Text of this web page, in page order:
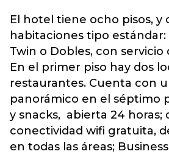
El hotel tiene ocho pisos, y
habitaciones tipo estándar:
Twin o Dobles, con servicio
En el primer piso hay dos
restaurantes. Cuenta con
panorámico en el séptimo
y snacks, abierta 24 horas;
conectividad wifi gratuita,
en todas las áreas;